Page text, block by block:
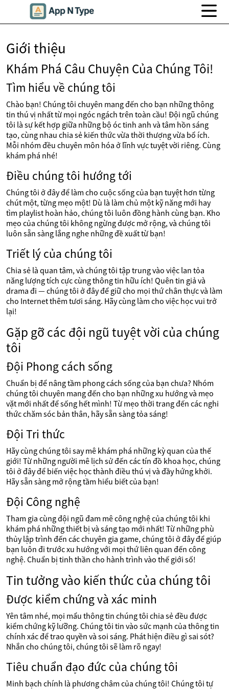
Giới thiệu
Khám Phá Câu Chuyện Của Chúng Tôi!
Tìm hiểu về chúng tôi
Chào bạn! Chúng tôi chuyên mang đến cho bạn những thông
tin thú vị nhất từ mọi ngóc ngách trên toàn cầu! Đội ngũ chúng
tôi là sự kết hợp giữa những bộ óc tinh anh và tâm hồn sáng
tạo, cùng nhau chia sẻ kiến thức vừa thời thượng vừa bổ ích.
Mỗi nhóm đều chuyên môn hóa ở lĩnh vực tuyệt vời riêng. Cùng
khám phá nhé!
Điều chúng tôi hướng tới
Chúng tôi ở đây để làm cho cuộc sống của bạn tuyệt hơn từng
chút một, từng mẹo một! Dù là làm chủ một kỹ năng mới hay
tìm playlist hoàn hảo, chúng tôi luôn đồng hành cùng bạn. Kho
mẹo của chúng tôi không ngừng được mở rộng, và chúng tôi
luôn sẵn sàng lắng nghe những đề xuất từ bạn!
Triết lý của chúng tôi
Chia sẻ là quan tâm, và chúng tôi tập trung vào việc lan tỏa
năng lượng tích cực cùng thông tin hữu ích! Quên tin giả và
drama đi — chúng tôi ở đây để giữ cho mọi thứ chân thực và làm
cho Internet thêm tươi sáng. Hãy cùng làm cho việc học vui trở
lại!
Gặp gỡ các đội ngũ tuyệt vời của chúng
tôi
Đội Phong cách sống
Chuẩn bị để nâng tầm phong cách sống của bạn chưa? Nhóm
chúng tôi chuyên mang đến cho bạn những xu hướng và mẹo
vặt mới nhất để sống hết mình! Từ mẹo thời trang đến các nghi
thức chăm sóc bản thân, hãy sẵn sàng tỏa sáng!
Đội Tri thức
Hãy cùng chúng tôi say mê khám phá những kỳ quan của thế
giới! Từ những người mê lịch sử đến các tín đồ khoa học, chúng
tôi ở đây để biến việc học thành điều thú vị và đầy hứng khởi.
Hãy sẵn sàng mở rộng tầm hiểu biết của bạn!
Đội Công nghệ
Tham gia cùng đội ngũ đam mê công nghệ của chúng tôi khi
khám phá những thiết bị và sáng tạo mới nhất! Từ những phù
thủy lập trình đến các chuyên gia game, chúng tôi ở đây để giúp
bạn luôn đi trước xu hướng với mọi thứ liên quan đến công
nghệ. Chuẩn bị tinh thần cho hành trình vào thế giới số!
Tin tưởng vào kiến thức của chúng tôi
Được kiểm chứng và xác minh
Yên tâm nhé, mọi mẩu thông tin chúng tôi chia sẻ đều được
kiểm chứng kỹ lưỡng. Chúng tôi tin vào sức mạnh của thông tin
chính xác để trao quyền và soi sáng. Phát hiện điều gì sai sót?
Nhắn cho chúng tôi, chúng tôi sẽ làm rõ ngay!
Tiêu chuẩn đạo đức của chúng tôi
Minh bạch chính là phương châm của chúng tôi! Chúng tôi tự